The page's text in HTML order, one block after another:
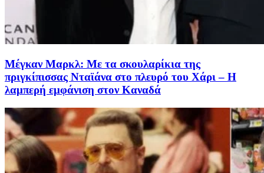
Μέγκαν Μαρκλ: Με τα σκουλαρίκια της
πριγκίπισσας Νταϊάνα στο πλευρό του Χάρι – Η
λαμπερή εμφάνιση στον Καναδά